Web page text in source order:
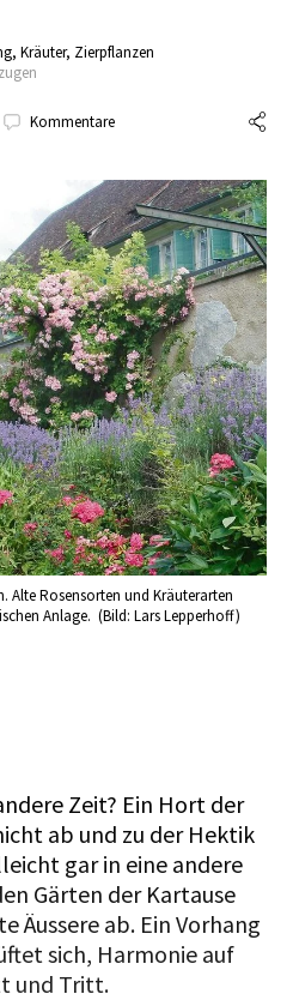
,Kräuter, Zierpflanzen
Kommentare
Alte Rosensorten und Kräuterarten
Anlage. (Bild: Lars Lepperhoff)
Zeit? Ein Hort der
ab und zu der Hektik
gar in eine andere
Gärten der Kartause
Äussere ab. Ein Vorhang
sich, Harmonie auf
und Tritt.